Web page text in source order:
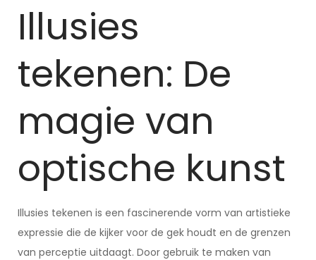
Illusies
tekenen: De
magie van
optische kunst
Illusies tekenen is een fascinerende vorm van artistieke
expressie die de kijker voor de gek houdt en de grenzen
van perceptie uitdaagt. Door gebruik te maken van